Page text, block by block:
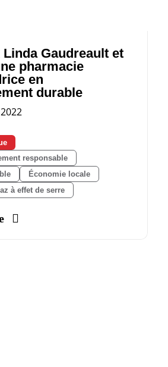
Gaudreault et
pharmacie
en
durable
responsable
Économie locale
à effet de serre